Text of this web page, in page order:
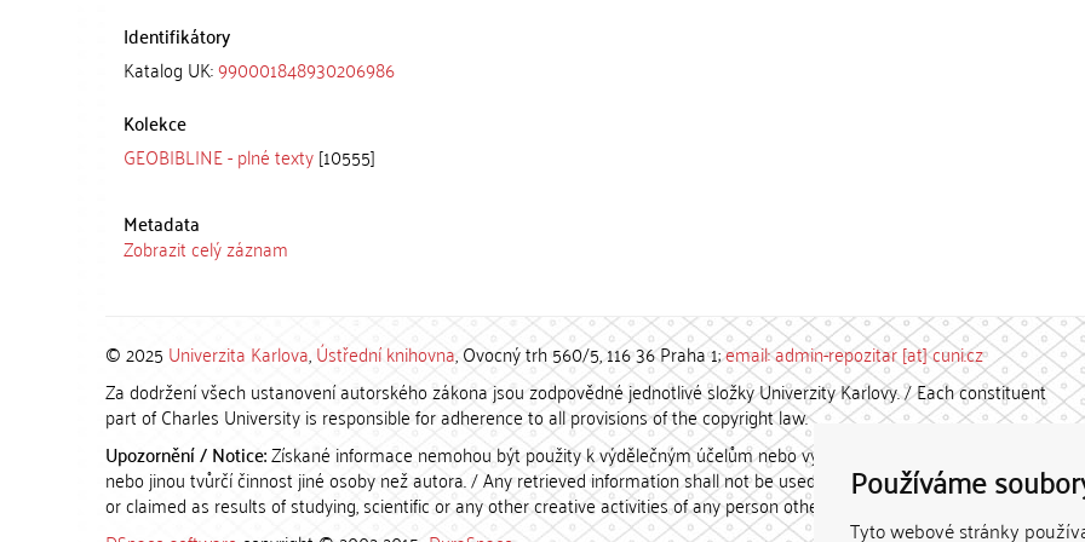
Používáme
Tyto webové stránky
Identifikátory
Katalog UK:990001848930206986
Kolekce
GEOBIBLINE - plné texty[10555]
Metadata
Zobrazit celý záznam
© 2025 Univerzita Karlova,Ústřední knihovna, Ovocný trh 560/5, 116 36 Praha 1;email: admin-repozitar [at] cuni.cz
Za dodržení všech ustanovení autorského zákona jsou zodpovědné jednotlivé složky Univerzity Karlovy. / Each constituent
part of Charles University is responsible for adherence to all provisions of the copyright law.
Upozornění / Notice:Získané informace nemohou být použity k výdělečným účelům nebo vydávány za studijní, vědeckou
nebo jinou tvůrčí činnost jiné osoby než autora. / Any retrieved information shall not be used for any commercial purposes
or claimed as results of studying, scientific or any other creative activities of any person other than the author.